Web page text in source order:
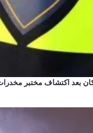
بعد اكتشاف مختبر